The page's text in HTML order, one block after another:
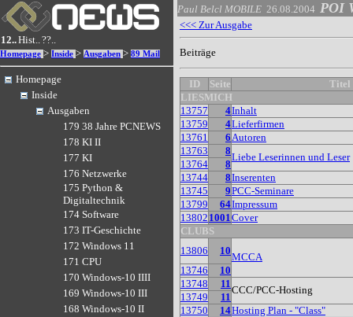
12..Hist..??..
Homepage > Inside > Ausgaben > 89 Mail
Homepage
Inside
Ausgaben
179 38 Jahre PCNEWS
178 KI II
177 KI
176 Netzwerke
175 Python &
Digitaltechnik
174 Software
173 IT-Geschichte
172 Windows 11
171 CPU
170 Windows-10 IIII
169 Windows-10 III
168 Windows-10 II
Paul Belcl MOBILE 26.08.2004 POI
<<< Zur Ausgabe
Beiträge
ID Seite
Titel
LIESMICH
13757
4Inhalt
13759
4Lieferfirmen
13761
6Autoren
13763
8
Liebe Leserinnen und Leser
13764
8
13744
8Inserenten
13745
9PCC-Seminare
13799
64Impressum
13802 1001Cover
CLUBS
13806
10
MCCA
13746
10
13748
11
CCC/PCC-Hosting
13749
11
13750
14Hosting Plan - "Class"